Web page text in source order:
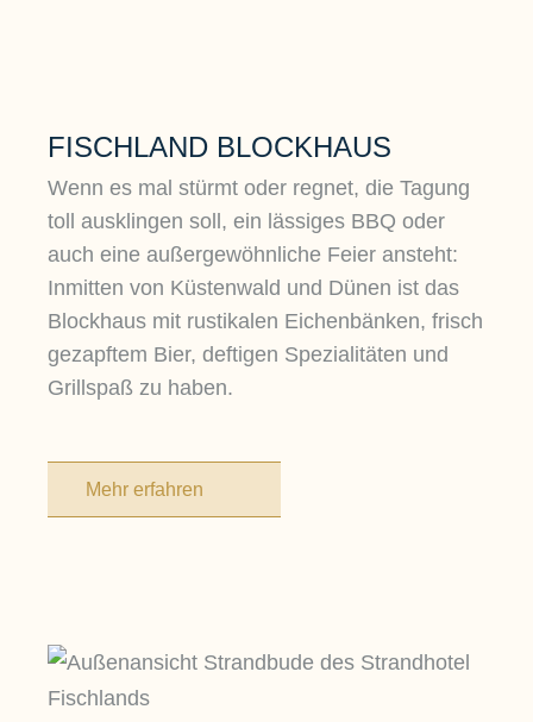
FISCHLAND BLOCKHAUS
Wenn es mal stürmt oder regnet, die Tagung
toll ausklingen soll, ein lässiges BBQ oder
auch eine außergewöhnliche Feier ansteht:
Inmitten von Küstenwald und Dünen ist das
Blockhaus mit rustikalen Eichenbänken, frisch
gezapftem Bier, deftigen Spezialitäten und
Grillspaß zu haben.
Mehr erfahren